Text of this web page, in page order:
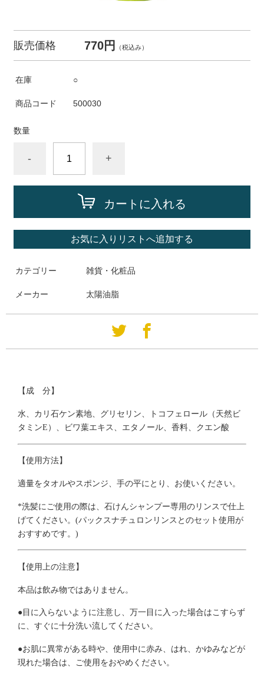
販売価格 770円 （税込み）
在庫 ○
商品コード 500030
数量
- +
カートに入れる
お気に入りリストへ追加する
カテゴリー 雑貨・化粧品
メーカー 太陽油脂
【成 分】
水、カリ石ケン素地、グリセリン、トコフェロール（天然ビ
タミンE）、ビワ葉エキス、エタノール、香料、クエン酸
【使用方法】
適量をタオルやスポンジ、手の平にとり、お使いください。
*洗髪にご使用の際は、石けんシャンプー専用のリンスで仕上
げてください。(パックスナチュロンリンスとのセット使用が
おすすめです。)
【使用上の注意】
本品は飲み物ではありません。
●目に入らないように注意し、万一目に入った場合はこすらず
に、すぐに十分洗い流してください。
●お肌に異常がある時や、使用中に赤み、はれ、かゆみなどが
現れた場合は、ご使用をおやめください。